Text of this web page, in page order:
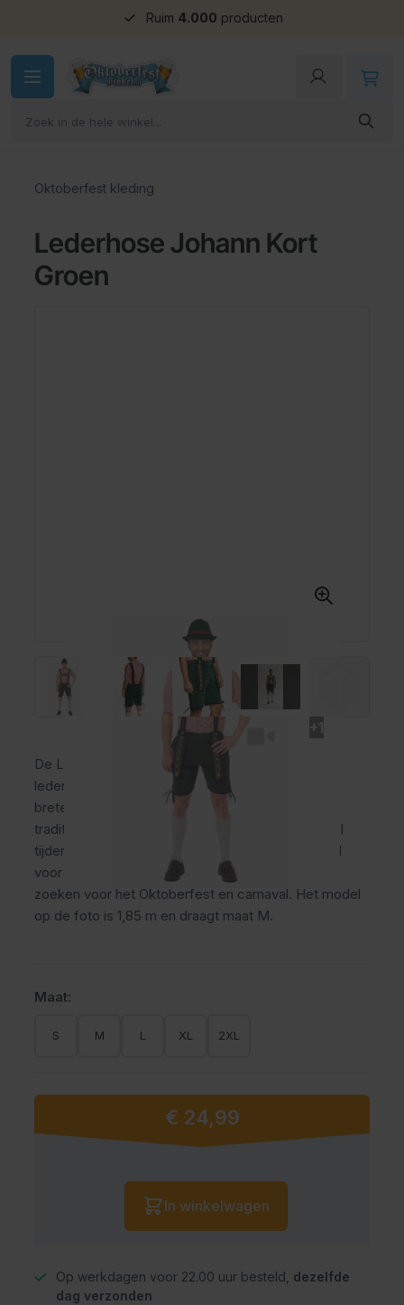
Groepskorting
Oktoberfest kleding
Lederhose Johann Kort
Groen
De Lederhose Johann Kort Groen is een korte
lederhose voor heren van polyester met vaste
bretels, gulp en praktische broekzakken. Deze
traditionele oktoberfest broek draagt comfortabel
tijdens lange feestdagen en themafeesten. Ideaal
voor mannen die een verzorgde Tiroler uitstraling
zoeken voor het Oktoberfest en carnaval. Het model
op de foto is 1,85 m en draagt maat M.
Maat:
S M L XL 2XL
Vanaf:
€ 24,99
Aantal
In winkelwagen
Op werkdagen voor 22.00 uur besteld, dezelfde
dag verzonden